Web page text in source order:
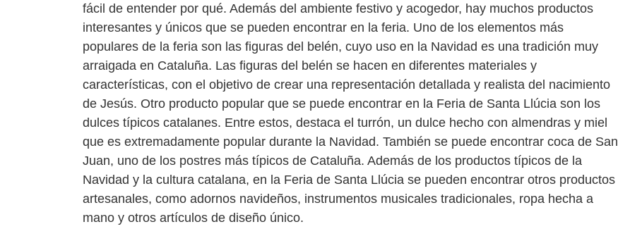
fácil de entender por qué. Además del ambiente festivo y acogedor, hay muchos productos
interesantes y únicos que se pueden encontrar en la feria. Uno de los elementos más
populares de la feria son las figuras del belén, cuyo uso en la Navidad es una tradición muy
arraigada en Cataluña. Las figuras del belén se hacen en diferentes materiales y
características, con el objetivo de crear una representación detallada y realista del nacimiento
de Jesús. Otro producto popular que se puede encontrar en la Feria de Santa Llúcia son los
dulces típicos catalanes. Entre estos, destaca el turrón, un dulce hecho con almendras y miel
que es extremadamente popular durante la Navidad. También se puede encontrar coca de San
Juan, uno de los postres más típicos de Cataluña. Además de los productos típicos de la
Navidad y la cultura catalana, en la Feria de Santa Llúcia se pueden encontrar otros productos
artesanales, como adornos navideños, instrumentos musicales tradicionales, ropa hecha a
mano y otros artículos de diseño único.